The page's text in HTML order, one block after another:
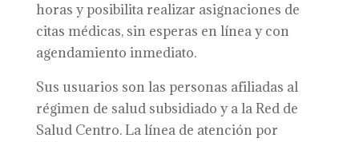
horas y posibilita realizar asignaciones de
citas médicas, sin esperas en línea y con
agendamiento inmediato.
Sus usuarios son las personas afiliadas al
régimen de salud subsidiado y a la Red de
Salud Centro. La línea de atención por